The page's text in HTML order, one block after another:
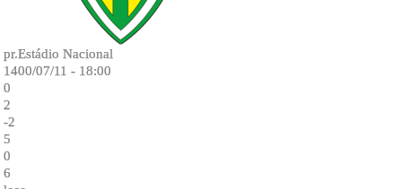
pr.Estádio Nacional
1400/07/11 - 18:00
0
2
-2
5
0
6